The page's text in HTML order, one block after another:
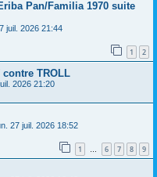
Pan/Familia 1970 suite
juil. 2026 21:44
1 2
contre TROLL
2026 21:20
27 juil. 2026 18:52
1 … 6 7 8 9